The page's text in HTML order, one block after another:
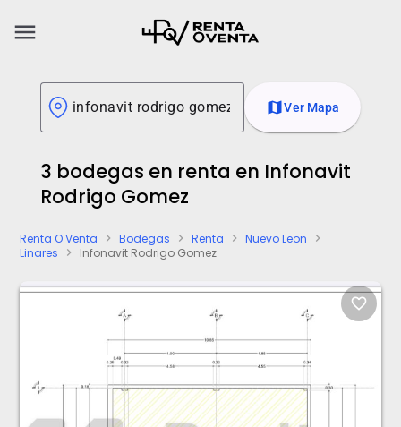
menu
mapVer Mapa
3 bodegas en renta en Infonavit
Rodrigo Gomez
Renta O Venta chevron_right Bodegas chevron_right Renta chevron_right Nuevo Leon chevron_right
Linares chevron_right Infonavit Rodrigo Gomez
favorite_border